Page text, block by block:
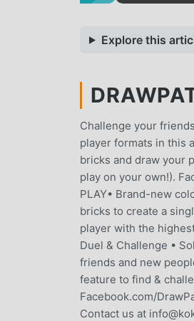
Explore this
Challenge your
player formats in this
bricks and draw your
play on your own!).
PLAY• Brand-new
bricks to create a
player with the
Duel & Challenge •
friends and new
feature to find &
Facebook.com/
Contact us at